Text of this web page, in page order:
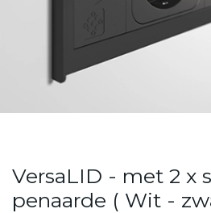
VersaLID - met 2 x
penaarde ( Wit -